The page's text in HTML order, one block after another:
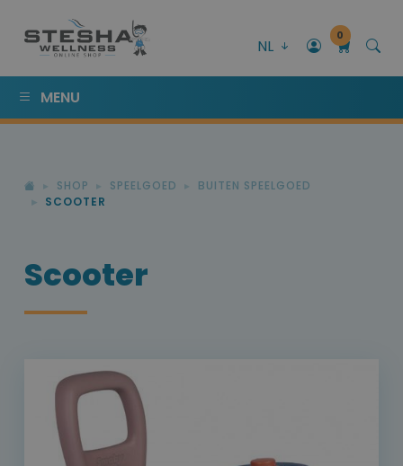
NL
0
MENU
SHOP SPEELGOED
BUITEN SPEELGOED
SCOOTER
Scooter